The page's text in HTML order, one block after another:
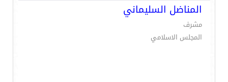
المناضل السليماني
مشرف
المجلس الاسلامي